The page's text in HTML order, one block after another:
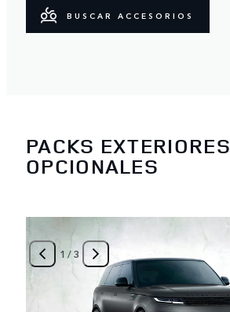
BUSCAR ACCESORIOS
PACKS EXTERIORES
OPCIONALES
1 /3